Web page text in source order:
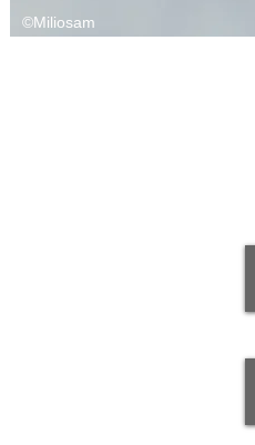
©Miliosam